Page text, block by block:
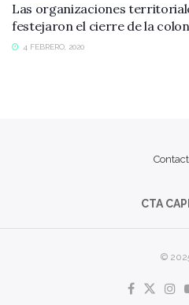
Las organizaciones
festejaron el cierre de la
4 FEBRERO, 2020
CTA
©